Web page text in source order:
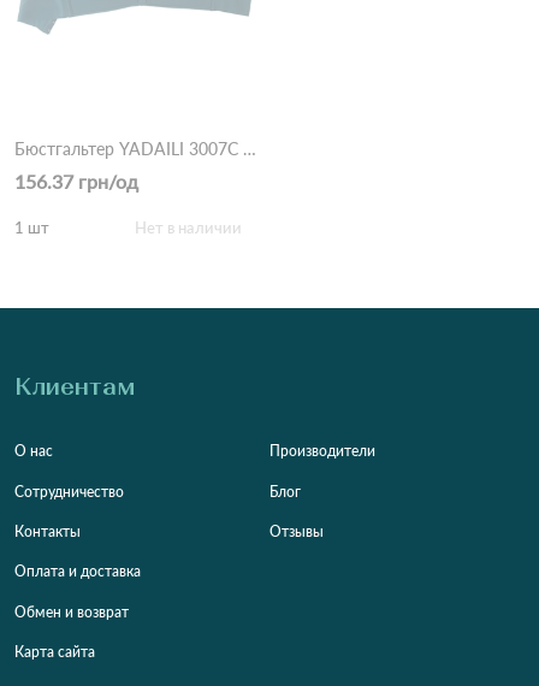
Бюстгальтер YADAILI 3007C 2,2 Зеленый
156.37 грн/од
1 шт Нет в наличии
Клиентам
О нас
Сотрудничество
Контакты
Оплата и доставка
Обмен и возврат
Карта сайта
Производители
Блог
Отзывы